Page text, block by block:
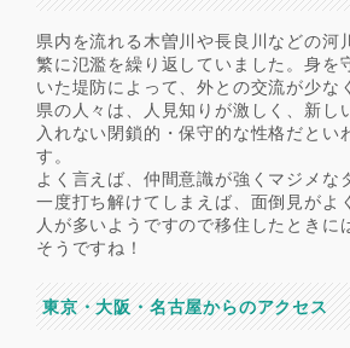
県内を流れる木曽川や長良川などの河
繁に氾濫を繰り返していました。身を
いた堤防によって、外との交流が少な
県の人々は、人見知りが激しく、新し
入れない閉鎖的・保守的な性格だとい
す。
よく言えば、仲間意識が強くマジメな
一度打ち解けてしまえば、面倒見がよ
人が多いようですので移住したときに
そうですね！
東京・大阪・名古屋からのアクセス